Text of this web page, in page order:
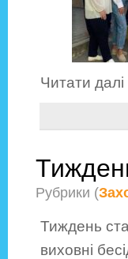
Читати далі
Рубрики (
Тиждень
виховні